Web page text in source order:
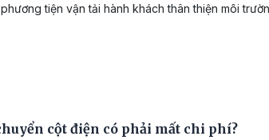
tiện vận tải hành khách thân thiện môi
cột điện có phải mất chi phí?